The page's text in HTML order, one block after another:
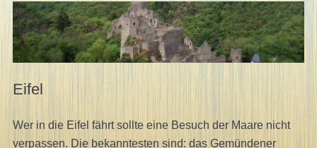
Eifel
Wer in die Eifel fährt sollte eine Besuch der Maare nicht
verpassen. Die bekanntesten sind: das Gemündener